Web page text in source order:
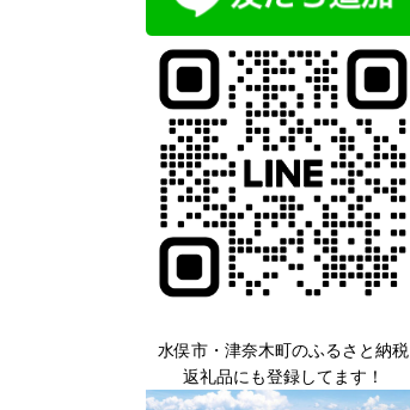
水俣市・津奈木町のふるさと納税
返礼品にも登録してます！